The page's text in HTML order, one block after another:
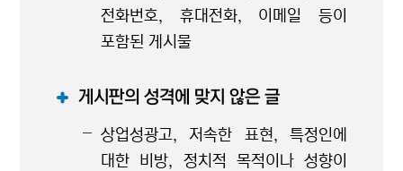
전화번호, 휴대전화, 이메일 등이
포함된 게시물
게시판의 성격에 맞지 않은 글
상업성광고, 저속한 표현, 특정인에
대한 비방, 정치적 목적이나 성향이